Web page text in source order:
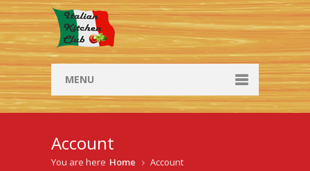
MENU
Cene sociali
Cene sociali
Account
You are here Home Account